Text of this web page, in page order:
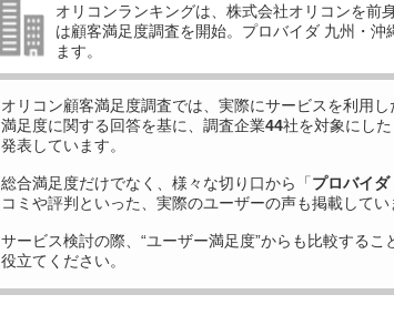
オリコンランキングは、株式会社オリコンを前
は顧客満足度調査を開始。プロバイダ 九州・
ます。
オリコン顧客満足度調査では、実際にサービスを利用し
満足度に関する回答を基に、調査企業44社を対象にした
発表しています。
総合満足度だけでなく、様々な切り口から「プロバイ
コミや評判といった、実際のユーザーの声も掲載してい
サービス検討の際、“ユーザー満足度”からも比較するこ
役立てください。